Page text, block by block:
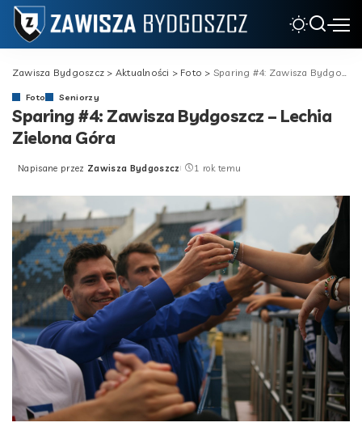
Zawisza Bydgoszcz > Aktualności > Foto > Sparing #4: Zawisza Bydgoszcz – Lechia Zielona Góra
Foto Seniorzy
Sparing #4: Zawisza Bydgoszcz – Lechia
Zielona Góra
Napisane przez Zawisza Bydgoszcz 1 rok temu